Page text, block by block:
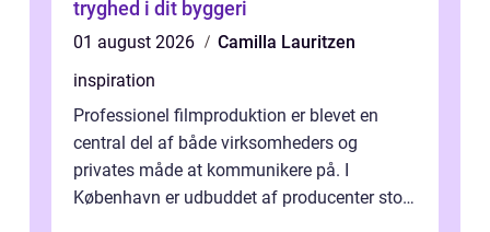
tryghed i dit byggeri
01 august 2026
Camilla Lauritzen
inspiration
Professionel filmproduktion er blevet en
central del af både virksomheders og
privates måde at kommunikere på. I
København er udbuddet af producenter stort,